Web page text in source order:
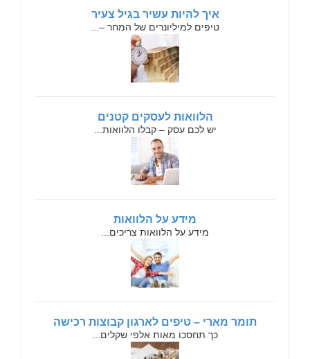
איך להיות עשיר בגיל צעיר
טיפים למיליונרים של המחר –...
הלוואות לעסקים קטנים
יש לכם עסק – קבלו הלוואות...
מידע על הלוואות
מידע על הלוואות צריכים...
תומר מארי – טיפים לארגון קבוצות רכישה
כך תחסכו מאות אלפי שקלים...